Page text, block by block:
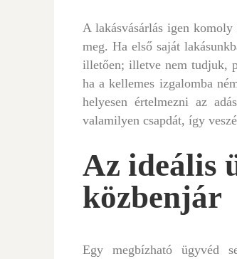
A lakásvásárlás igen
meg. Ha első saját
illetően; illetve nem tudjuk,
ha a kellemes izgalomba
helyesen értelmezni az
valamilyen csapdát, így
Az ideális
közbenjár
Egy megbízható ügyvéd